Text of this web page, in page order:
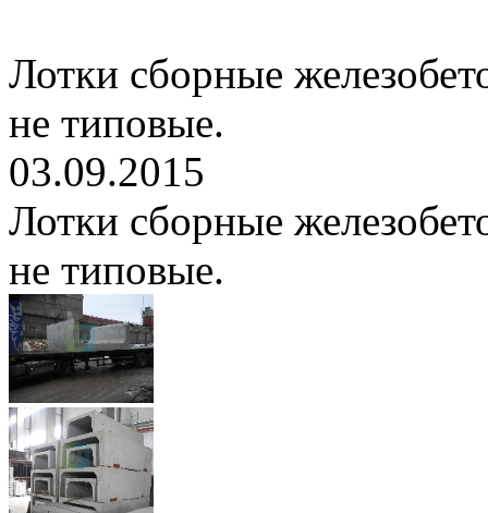
Лотки сборные
не типовые.
03.09.2015
Лотки сборные
не типовые.